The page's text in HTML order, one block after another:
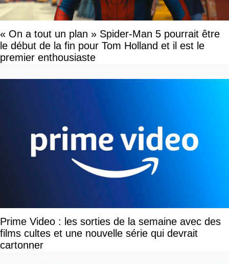
« On a tout un plan » Spider-Man 5 pourrait être
le début de la fin pour Tom Holland et il est le
premier enthousiaste
Prime Video : les sorties de la semaine avec des
films cultes et une nouvelle série qui devrait
cartonner